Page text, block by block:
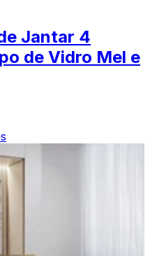
Jantar 4
de Vidro Mel e